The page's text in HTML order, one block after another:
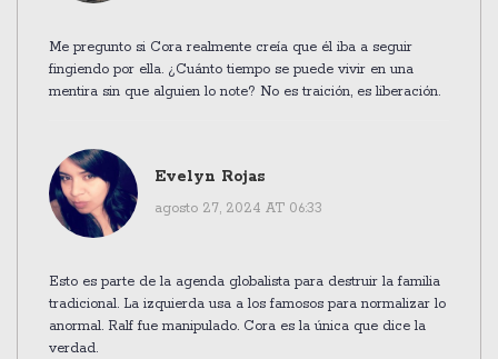
Me pregunto si Cora realmente creía que él iba a seguir
fingiendo por ella. ¿Cuánto tiempo se puede vivir en una
mentira sin que alguien lo note? No es traición, es liberación.
Evelyn Rojas
agosto 27, 2024 AT 06:33
Esto es parte de la agenda globalista para destruir la familia
tradicional. La izquierda usa a los famosos para normalizar lo
anormal. Ralf fue manipulado. Cora es la única que dice la
verdad.